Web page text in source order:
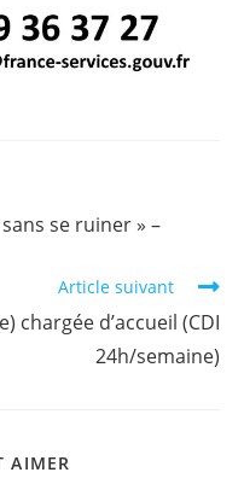
se ruiner » –
Article suivant
chargée d’accueil (CDI
24h/semaine)
AIMER